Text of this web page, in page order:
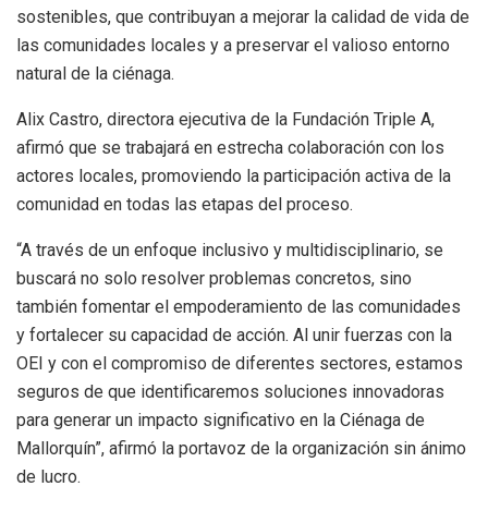
sostenibles, que contribuyan a mejorar la calidad de vida de
las comunidades locales y a preservar el valioso entorno
natural de la ciénaga.
Alix Castro, directora ejecutiva de la Fundación Triple A,
afirmó que se trabajará en estrecha colaboración con los
actores locales, promoviendo la participación activa de la
comunidad en todas las etapas del proceso.
“A través de un enfoque inclusivo y multidisciplinario, se
buscará no solo resolver problemas concretos, sino
también fomentar el empoderamiento de las comunidades
y fortalecer su capacidad de acción. Al unir fuerzas con la
OEI y con el compromiso de diferentes sectores, estamos
seguros de que identificaremos soluciones innovadoras
para generar un impacto significativo en la Ciénaga de
Mallorquín”, afirmó la portavoz de la organización sin ánimo
de lucro.